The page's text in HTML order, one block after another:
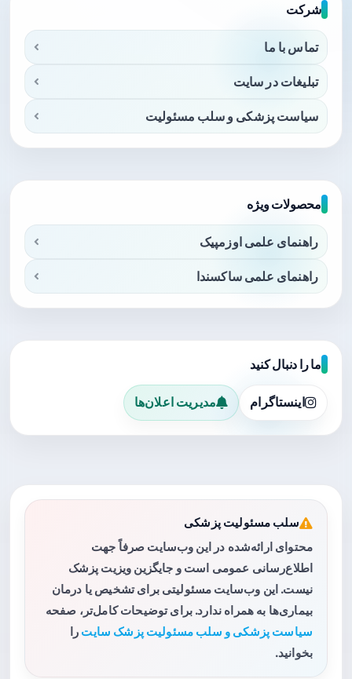
شرکت
تماس با ما
تبلیغات در سایت
سیاست پزشکی و سلب مسئولیت
محصولات ویژه
راهنمای علمی اوزمپیک
راهنمای علمی ساکسندا
ما را دنبال کنید
اینستاگرام مدیریت اعلان‌ها
سلب مسئولیت پزشکی
محتوای ارائه‌شده در این وب‌سایت صرفاً جهت
اطلاع‌رسانی عمومی است و جایگزین ویزیت پزشک
نیست. این وب‌سایت مسئولیتی برای تشخیص یا درمان
بیماری‌ها به همراه ندارد. برای توضیحات کامل‌تر، صفحه
سیاست پزشکی و سلب مسئولیت پزشک سایت را
بخوانید.